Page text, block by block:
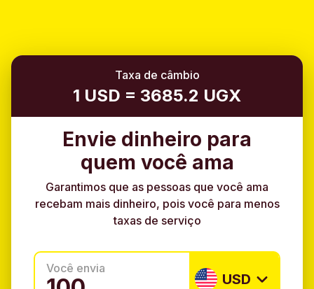
Taxa de câmbio
1 USD = 3685.2 UGX
Envie dinheiro para
quem você ama
Garantimos que as pessoas que você ama
recebam mais dinheiro, pois você para menos
taxas de serviço
Você envia
USD